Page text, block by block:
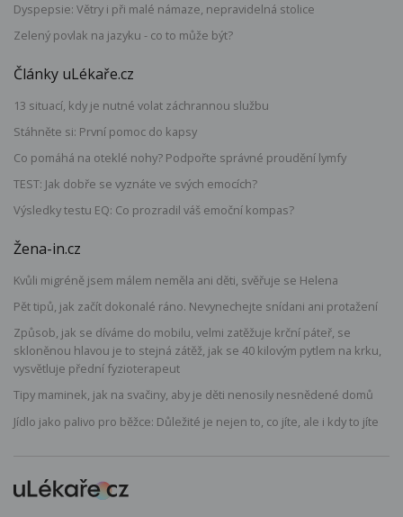
Dyspepsie: Větry i při malé námaze, nepravidelná stolice
Zelený povlak na jazyku - co to může být?
Články uLékaře.cz
13 situací, kdy je nutné volat záchrannou službu
Stáhněte si: První pomoc do kapsy
Co pomáhá na oteklé nohy? Podpořte správné proudění lymfy
TEST: Jak dobře se vyznáte ve svých emocích?
Výsledky testu EQ: Co prozradil váš emoční kompas?
Žena-in.cz
Kvůli migréně jsem málem neměla ani děti, svěřuje se Helena
Pět tipů, jak začít dokonalé ráno. Nevynechejte snídani ani protažení
Způsob, jak se díváme do mobilu, velmi zatěžuje krční páteř, se
skloněnou hlavou je to stejná zátěž, jak se 40 kilovým pytlem na krku,
vysvětluje přední fyzioterapeut
Tipy maminek, jak na svačiny, aby je děti nenosily nesnědené domů
Jídlo jako palivo pro běžce: Důležité je nejen to, co jíte, ale i kdy to jíte